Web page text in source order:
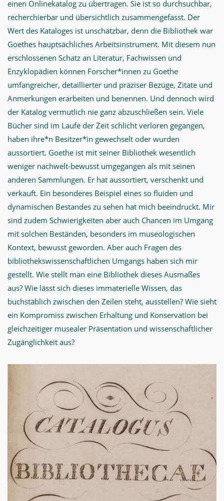
einen Onlinekatalog zu übertragen. Sie ist so durchsuchbar,
recherchierbar und übersichtlich zusammengefasst. Der
Wert des Kataloges ist unschätzbar, denn die Bibliothek war
Goethes hauptsächliches Arbeitsinstrument. Mit diesem nun
erschlossenen Schatz an Literatur, Fachwissen und
Enzyklopädien können Forscher*innen zu Goethe
umfangreicher, detaillierter und präziser Bezüge, Zitate und
Anmerkungen erarbeiten und benennen. Und dennoch wird
der Katalog vermutlich nie ganz abzuschließen sein. Viele
Bücher sind im Laufe der Zeit schlicht verloren gegangen,
haben ihre*n Besitzer*in gewechselt oder wurden
aussortiert. Goethe ist mit seiner Bibliothek wesentlich
weniger nachwelt-bewusst umgegangen als mit seinen
anderen Sammlungen. Er hat aussortiert, verschenkt und
verkauft. Ein besonderes Beispiel eines so fluiden und
dynamischen Bestandes zu sehen hat mich beeindruckt. Mir
sind zudem Schwierigkeiten aber auch Chancen im Umgang
mit solchen Beständen, besonders im museologischen
Kontext, bewusst geworden. Aber auch Fragen des
bibliothekswissenschaftlichen Umgangs haben sich mir
gestellt. Wie stellt man eine Bibliothek dieses Ausmaßes
aus? Wie lässt sich dieses immaterielle Wissen, das
buchstäblich zwischen den Zeilen steht, ausstellen? Wie sieht
ein Kompromiss zwischen Erhaltung und Konservation bei
gleichzeitiger musealer Präsentation und wissenschaftlicher
Zugänglichkeit aus?